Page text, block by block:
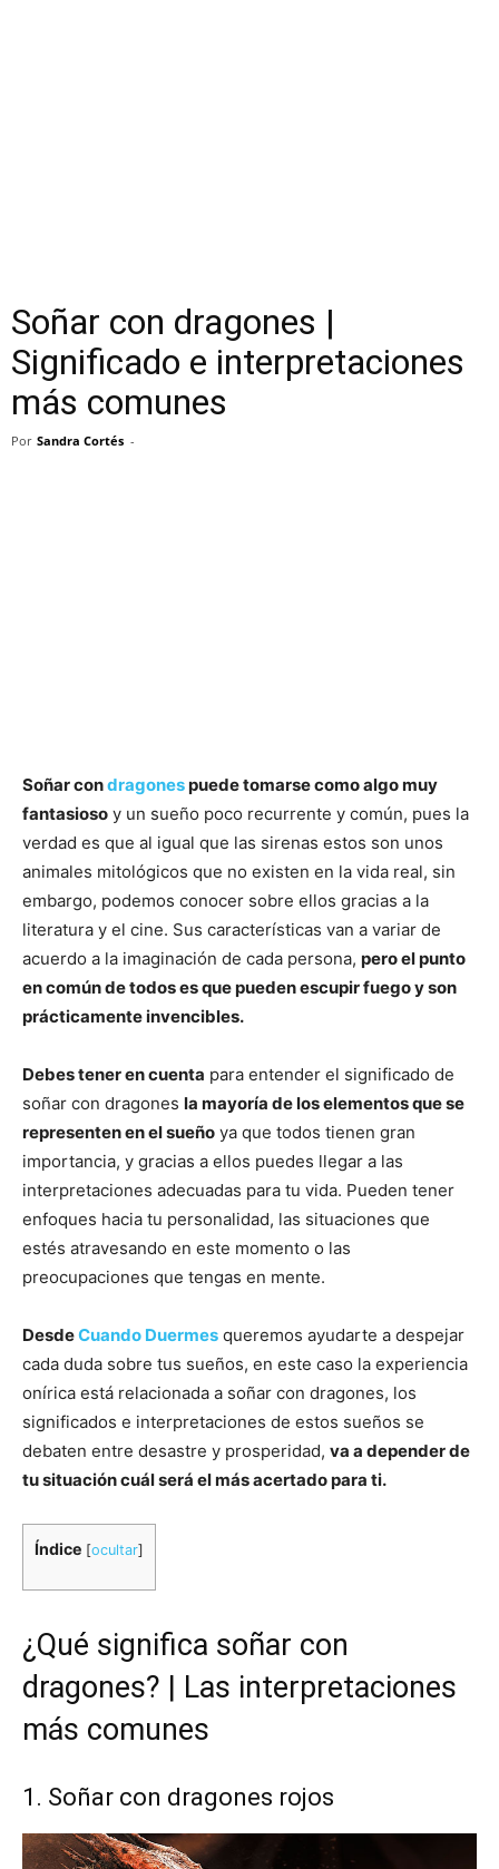
Soñar con dragones |
Significado e interpretaciones
más comunes
Por Sandra Cortés -
Soñar condragonespuede tomarse como algo muy
fantasioso y un sueño poco recurrente y común, pues la
verdad es que al igual que las sirenas estos son unos
animales mitológicos que no existen en la vida real, sin
embargo, podemos conocer sobre ellos gracias a la
literatura y el cine. Sus características van a variar de
acuerdo a la imaginación de cada persona, pero el punto
en común de todos es que pueden escupir fuego y son
prácticamente invencibles.
Debes tener en cuenta para entender el significado de
soñar con dragones la mayoría de los elementos que se
representen en el sueño ya que todos tienen gran
importancia, y gracias a ellos puedes llegar a las
interpretaciones adecuadas para tu vida. Pueden tener
enfoques hacia tu personalidad, las situaciones que
estés atravesando en este momento o las
preocupaciones que tengas en mente.
DesdeCuando Duermes queremos ayudarte a despejar
cada duda sobre tus sueños, en este caso la experiencia
onírica está relacionada a soñar con dragones, los
significados e interpretaciones de estos sueños se
debaten entre desastre y prosperidad, va a depender de
tu situación cuál será el más acertado para ti.
Índice [ocultar]
¿Qué significa soñar con
dragones? | Las interpretaciones
más comunes
1. Soñar con dragones rojos